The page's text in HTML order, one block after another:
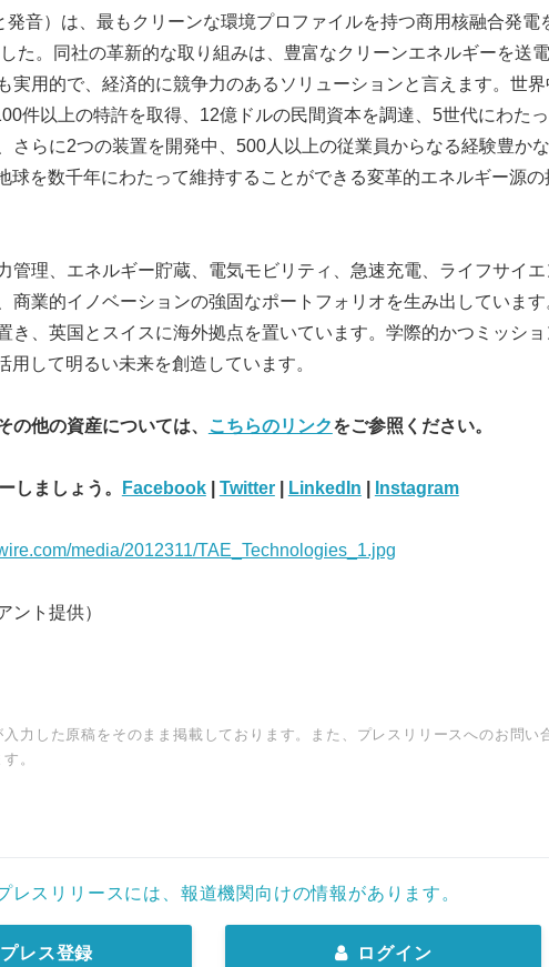
発音）は、最もクリーンな環境プロファイルを持つ商用核融合発電
た。同社の革新的な取り組みは、豊富なクリーンエネルギーを送
実用的で、経済的に競争力のあるソリューションと言えます。世
件以上の特許を取得、12億ドルの民間資本を調達、5世代にわた
さらに2つの装置を開発中、500人以上の従業員からなる経験豊か
球を数千年にわたって維持することができる変革的エネルギー源の
管理、エネルギー貯蔵、電気モビリティ、急速充電、ライフサイ
商業的イノベーションの強固なポートフォリオを生み出しています
き、英国とスイスに海外拠点を置いています。学際的かつミッシ
して明るい未来を創造しています。
の他の資産については、 こちらのリンクをご参照ください。
しましょう。 Facebook| Twitter| LinkedIn Instagram
media/2012311/TAE_Technologies_1.jpg
ント提供）
力した原稿をそのまま掲載しております。また、プレスリリースへのお問い
。
レスリリースには、報道機関向けの情報があります。
プレス登録 ログイン